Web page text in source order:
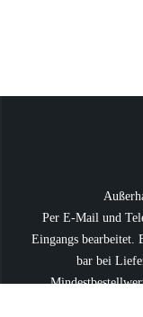
Per E-Mail und
Eingangs bearbeitet.
bar bei